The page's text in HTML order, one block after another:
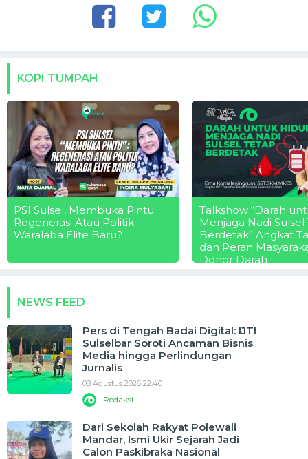
KOPI TUMPAH
PSI Sulsel, Membuka Pintu:
Regenerasi Atau Politik
Waralaba Elite Baru?
Talkshow “Darah
Menjaga Nadi Sulsel
Berdetak” Angkat
dan Peran
Donor Darah
NEWS FEED
Pers di Tengah Badai Digital: IJTI
Sulselbar Soroti Ancaman Bisnis
Media hingga Perlindungan
Jurnalis
08 Agustus 2026 22:40
Redaksi
Dari Sekolah Rakyat Polewali
Mandar, Ismi Ukir Sejarah Jadi
Calon Paskibraka Nasional